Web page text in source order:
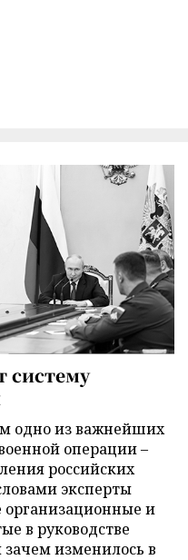
систему
одно из важнейших
операции –
российских
эксперты
и
в руководстве
изменилось в